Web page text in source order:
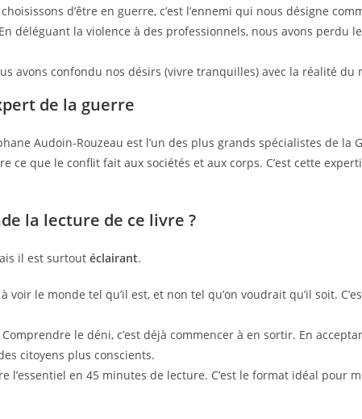
d’être en guerre, c’est l’ennemi qui nous désigne
En déléguant la violence à des professionnels, nous avons perdu
avons confondu nos désirs (vivre tranquilles) avec la réalité du
de la guerre
Audoin-Rouzeau est l’un des plus grands spécialistes de la
ce que le conflit fait aux sociétés et aux corps. C’est cette
la lecture de ce livre ?
il est surtoutéclairant.
voir le monde tel qu’il est, et non tel qu’on voudrait qu’il soit.
Comprendre le déni, c’est déjà commencer à en sortir. En
citoyens plus conscients.
l’essentiel en 45 minutes de lecture. C’est le format idéal pour